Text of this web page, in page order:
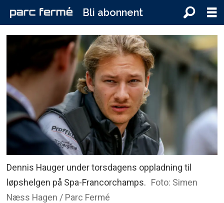
Bli abonnent
Dennis Hauger under torsdagens oppladning til
løpshelgen på Spa-Francorchamps. Foto: Simen
Næss Hagen / Parc Fermé